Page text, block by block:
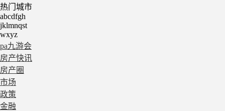
热门城市
abcdfgh
jklmnqst
wxyz
pa九游会
房产快讯
房产圈
市场
政策
金融